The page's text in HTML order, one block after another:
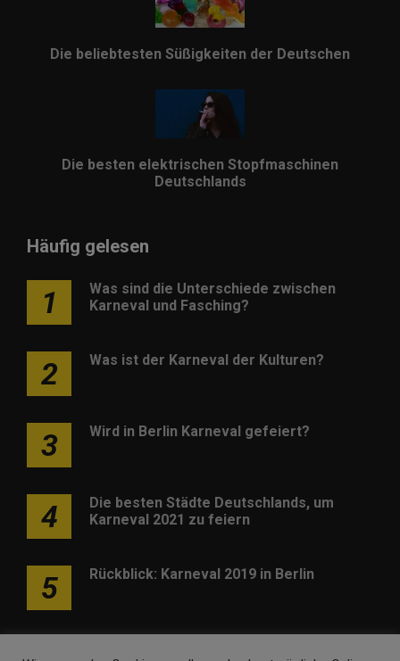
Die beliebtesten Süßigkeiten der Deutschen
Die besten elektrischen Stopfmaschinen
Deutschlands
Häufig gelesen
1
Was sind die Unterschiede zwischen
Karneval und Fasching?
2 Was ist der Karneval der Kulturen?
3 Wird in Berlin Karneval gefeiert?
4
Die besten Städte Deutschlands, um
Karneval 2021 zu feiern
5 Rückblick: Karneval 2019 in Berlin